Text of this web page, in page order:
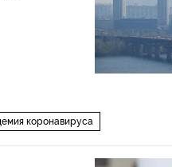
коронавируса